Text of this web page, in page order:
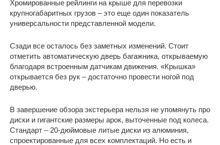
Хромированные рейлинги на крыше для перевозки
крупногабаритных грузов – это еще один показатель
универсальности представленной модели.
Сзади все осталось без заметных изменений. Стоит
отметить автоматическую дверь багажника, открываемую
благодаря встроенным датчикам движения. «Крышка»
открывается без рук – достаточно провести ногой под
дверью.
В завершение обзора экстерьера нельзя не упомянуть про
диски и гигантские размеры арок, выточенные под колеса.
Стандарт – 20-дюймовые литые диски из алюминия,
спроектированные для всех комплектаций. Но есть и